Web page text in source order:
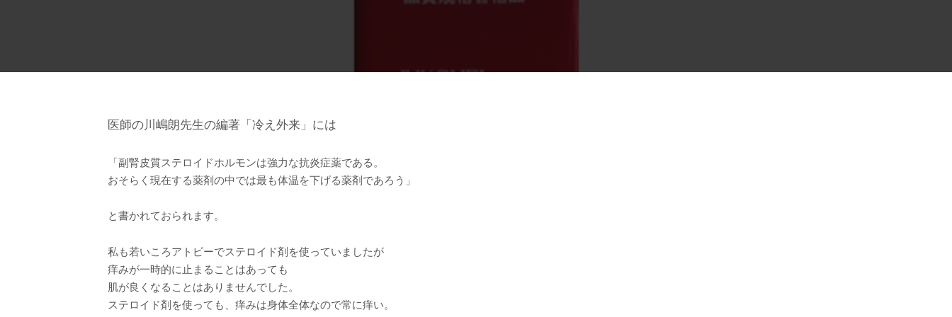
医師の川嶋朗先生の編著「冷え外来」には
「副腎皮質ステロイドホルモンは強力な抗炎症薬である。
おそらく現在する薬剤の中では最も体温を下げる薬剤であろう」
と書かれておられます。
私も若いころアトピーでステロイド剤を使っていましたが
痒みが一時的に止まることはあっても
肌が良くなることはありませんでした。
ステロイド剤を使っても、痒みは身体全体なので常に痒い。